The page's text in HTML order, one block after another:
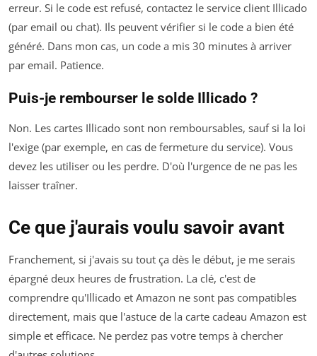
erreur. Si le code est refusé, contactez le service client Illicado
(par email ou chat). Ils peuvent vérifier si le code a bien été
généré. Dans mon cas, un code a mis 30 minutes à arriver
par email. Patience.
Puis-je rembourser le solde Illicado ?
Non. Les cartes Illicado sont non remboursables, sauf si la loi
l'exige (par exemple, en cas de fermeture du service). Vous
devez les utiliser ou les perdre. D'où l'urgence de ne pas les
laisser traîner.
Ce que j'aurais voulu savoir avant
Franchement, si j'avais su tout ça dès le début, je me serais
épargné deux heures de frustration. La clé, c'est de
comprendre qu'Illicado et Amazon ne sont pas compatibles
directement, mais que l'astuce de la carte cadeau Amazon est
simple et efficace. Ne perdez pas votre temps à chercher